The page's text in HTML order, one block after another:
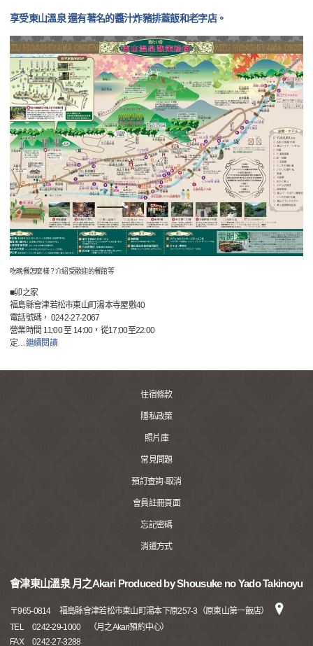
享受東山溫泉 還有著名的醬汁炸豬排蓋飯和老字店。
吃晚餐怎麼樣？介紹受歡迎的餐館等
■卯之家
福島縣會津若松市東山町湯本寺屋敷40
電話號碼， 0242-27-2067
營業時間 11:00 至 14:00，從17:00至22:00
定…繼續閱讀
住宿條款
隱私政策
照片庫
常見問題
預訂查詢·取消
會員註冊頁面
忘記密碼
消遣方式
會津東山溫泉 月之Akari Produced by Shousuke no Yado Takinoyu
〒965-0814
福島縣會津若松市東山町湯本下原257-3（原東山第一飯店）
TEL
0242-29-1000 （月之Akari預約中心）
FAX
0242-27-3288